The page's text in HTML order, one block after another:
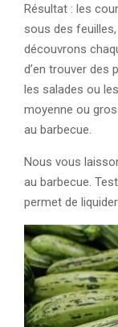
Résultat : les
sous des
découvrons
d’en trouver des
les salades ou
moyenne ou
au barbecue.
Nous vous
au barbecue.
permet de